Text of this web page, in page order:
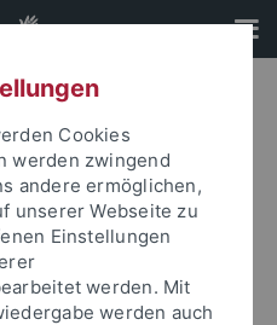
Cookies
werden zwingend
andere ermöglichen,
unserer Webseite zu
Einstellungen
werden. Mit
werden auch